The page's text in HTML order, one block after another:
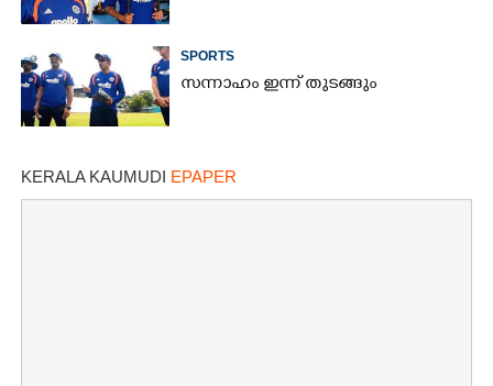
SPORTS
സന്നാഹം ഇന്ന് തുടങ്ങും
KERALA KAUMUDI EPAPER